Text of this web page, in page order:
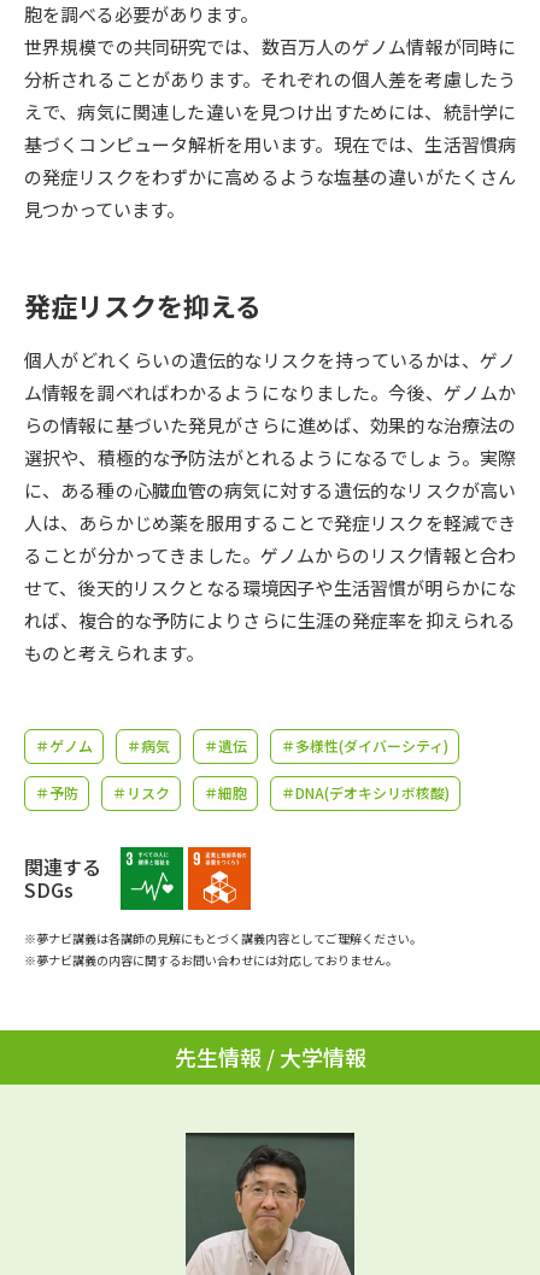
オープンキャンパス検索
来場型・Web型イベント特集
志望校・出願校を調べる
併願校選び 受験スケジュールを立てよう
先輩が入学を決めた理由 テレメール全国一斉進学調査
新生活お役立ちガイド
学問発見 学問検索
学問のミニ講義「夢ナビ講義」 学問分野解説
学問の教科書 夢ナビライブ
ユーザーサポート
Ｑ＆Ａ よくあるご質問 大学進学IDについて
お支払いサイト
個人情報取扱規定
テレメール進学カタログ
訂正のご案内
胞を調べる必要があります。
世界規模での共同研究では、数百万人のゲノム情報が同時に
分析されることがあります。それぞれの個人差を考慮したう
えで、病気に関連した違いを見つけ出すためには、統計学に
基づくコンピュータ解析を用います。現在では、生活習慣病
の発症リスクをわずかに高めるような塩基の違いがたくさん
見つかっています。
発症リスクを抑える
個人がどれくらいの遺伝的なリスクを持っているかは、ゲノ
ム情報を調べればわかるようになりました。今後、ゲノムか
らの情報に基づいた発見がさらに進めば、効果的な治療法の
選択や、積極的な予防法がとれるようになるでしょう。実際
に、ある種の心臓血管の病気に対する遺伝的なリスクが高い
人は、あらかじめ薬を服用することで発症リスクを軽減でき
ることが分かってきました。ゲノムからのリスク情報と合わ
せて、後天的リスクとなる環境因子や生活習慣が明らかにな
れば、複合的な予防によりさらに生涯の発症率を抑えられる
ものと考えられます。
＃ゲノム ＃病気 ＃遺伝 ＃多様性(ダイバーシティ)
＃予防 ＃リスク ＃細胞 ＃DNA(デオキシリボ核酸)
関連する
SDGs
※夢ナビ講義は各講師の見解にもとづく講義内容としてご理解ください。
※夢ナビ講義の内容に関するお問い合わせには対応しておりません。
先生情報 / 大学情報